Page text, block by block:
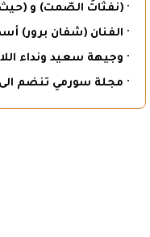
· (نفثاتُ الصّمت) و
· الفنان (شفان برور)
· وجيهة سعيد ونداء
· مجلة سورمي تنضم الى